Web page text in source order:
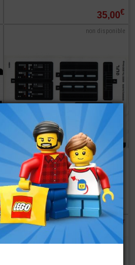
35,00€
LEGO®
Autocollant -
Stickers Set
75336 Star-Wars
4,99
non disponible
commander